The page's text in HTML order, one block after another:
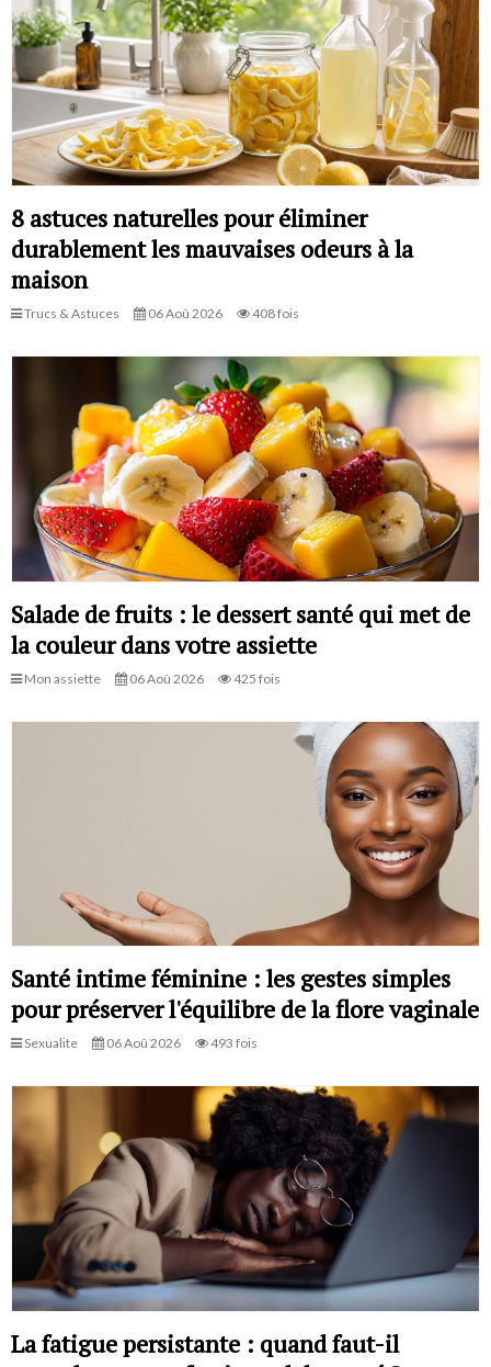
8 astuces naturelles pour éliminer
durablement les mauvaises odeurs à la
maison
Trucs & Astuces 06 Aoû 2026 408 fois
Salade de fruits : le dessert santé qui met de
la couleur dans votre assiette
Mon assiette 06 Aoû 2026 425 fois
Santé intime féminine : les gestes simples
pour préserver l'équilibre de la flore vaginale
Sexualite 06 Aoû 2026 493 fois
La fatigue persistante : quand faut-il